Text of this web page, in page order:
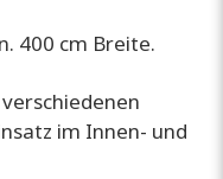
400 cm Breite.
im Innen- und